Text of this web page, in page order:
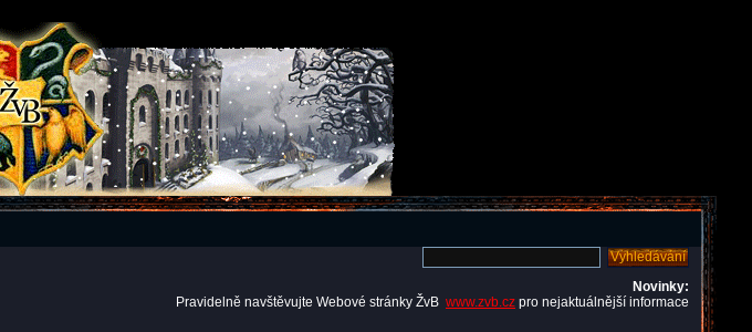
Novinky:
Pravidelně navštěvujte Webové stránky ŽvB www.zvb.cz pro nejaktuálnější informace